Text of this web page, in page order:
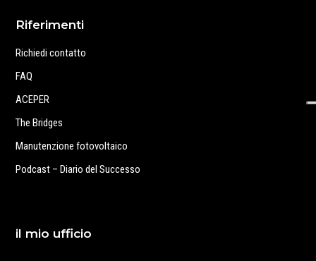
Riferimenti
Richiedi contatto
FAQ
ACEPER
The Bridges
Manutenzione fotovoltaico
Podcast – Diario del Successo
il mio ufficio